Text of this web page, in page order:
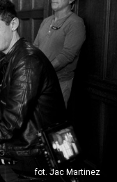
fot. Jac Martinez